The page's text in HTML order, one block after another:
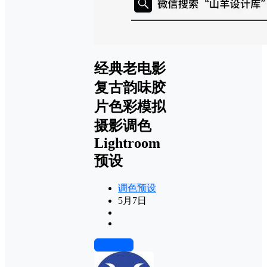
经典老电影
复古韵味胶
片色彩模拟
摄影调色
Lightroom
预设
调色预设
5月7日